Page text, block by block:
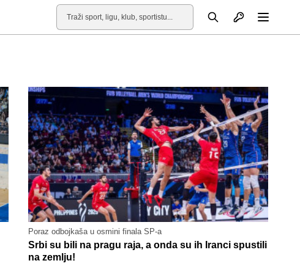
Pretraga Otvori profil
Poraz odbojkaša u osmini finala SP-a
Srbi su bili na pragu raja, a onda su ih Iranci spustili
na zemlju!